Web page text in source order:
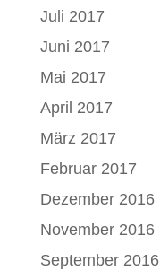
Juli 2017
Juni 2017
Mai 2017
April 2017
März 2017
Februar 2017
Dezember 2016
November 2016
September 2016